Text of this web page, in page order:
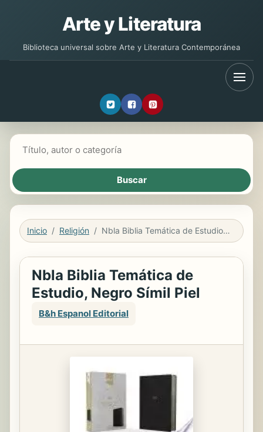
Arte y Literatura
Biblioteca universal sobre Arte y Literatura Contemporánea
Inicio Religión Nbla Biblia Temática de Estudio, Negro Símil Piel
Nbla Biblia Temática de
Estudio, Negro Símil Piel
B&h Espanol Editorial